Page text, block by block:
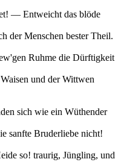
— Entweicht das blöde
der Menschen bester Theil.
Ruhme die Dürftigkeit
und der Wittwen
sich wie ein Wüthender
sanfte Bruderliebe nicht!
so! traurig, Jüngling, und